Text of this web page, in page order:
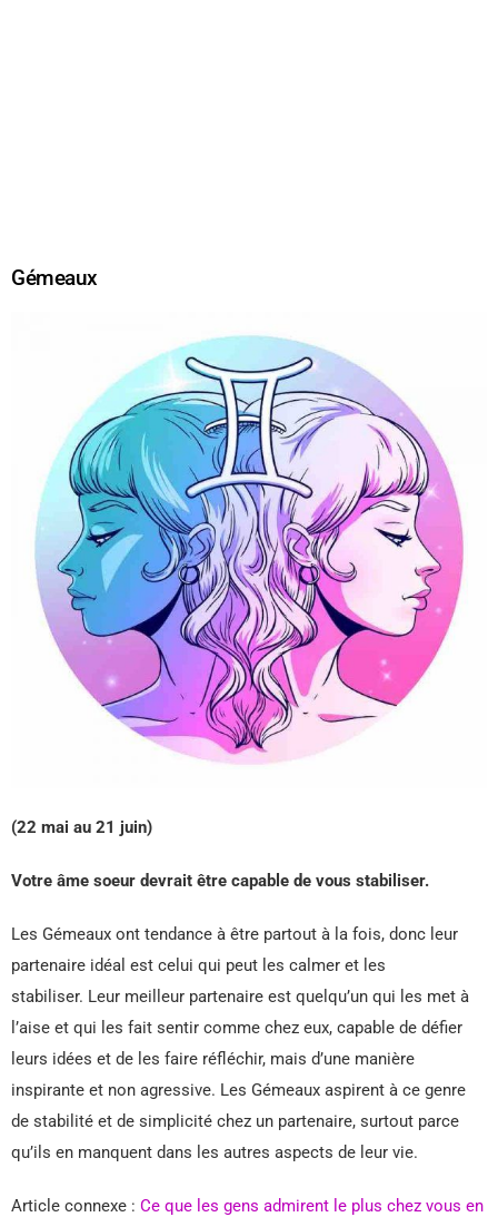
Gémeaux
(22 mai au 21 juin)
Votre âme soeur devrait être capable de vous stabiliser.
Les Gémeaux ont tendance à être partout à la fois, donc leur
partenaire idéal est celui qui peut les calmer et les
stabiliser. Leur meilleur partenaire est quelqu’un qui les met à
l’aise et qui les fait sentir comme chez eux, capable de défier
leurs idées et de les faire réfléchir, mais d’une manière
inspirante et non agressive. Les Gémeaux aspirent à ce genre
de stabilité et de simplicité chez un partenaire, surtout parce
qu’ils en manquent dans les autres aspects de leur vie.
Article connexe : Ce que les gens admirent le plus chez vous en